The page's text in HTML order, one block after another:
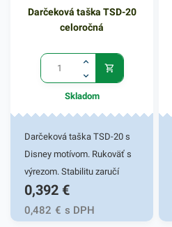
Darčeková taška TSD-20
celoročná
Skladom
Darčeková taška TSD-20 s
Disney motívom. Rukoväť s
výrezom. Stabilitu zaručí
ploché dno s kvalitným
lepením. Gramáž 170g/m2.
Vhodná na darčekové
0,392 €
0,482 € s DPH